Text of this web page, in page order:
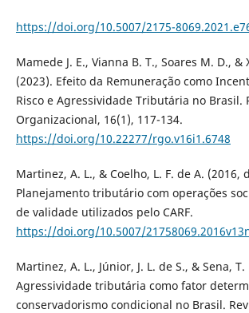
https://doi.org/10.5007/2175-
Mamede J. E., Vianna B. T., Soares M. D., &
(2023). Efeito da Remuneração como
Risco e Agressividade Tributária no Brasil.
Organizacional, 16(1), 117-134.
https://doi.org/10.22277/rgo.v16i1.6748
Martinez, A. L., & Coelho, L. F. de A. (2016,
Planejamento tributário com operações
de validade utilizados pelo CARF.
https://doi.org/10.5007/
Martinez, A. L., Júnior, J. L. de S., & Sena, T.
Agressividade tributária como fator
conservadorismo condicional no Brasil.